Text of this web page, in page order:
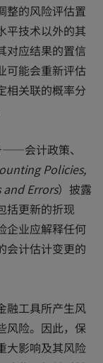
整的风险评估置
平技术以外的其
对应结果的置信
可能会重新评估
相关联的概率分
会计政策、
Policies,
Errors）披露
括更新的折现
企业应解释任何
会计估计变更的
融工具所产生风
风险。因此，保
大影响及其风险